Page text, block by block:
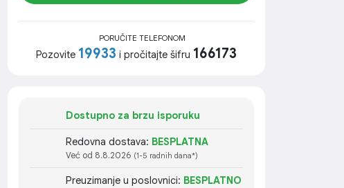
PORUČITE TELEFONOM
Pozovite 19933 i pročitajte šifru 166173
Dostupno za brzu isporuku
Redovna dostava: BESPLATNA
Već od 8.8.2026 (1-5 radnih dana*)
Preuzimanje u poslovnici: BESPLATNO